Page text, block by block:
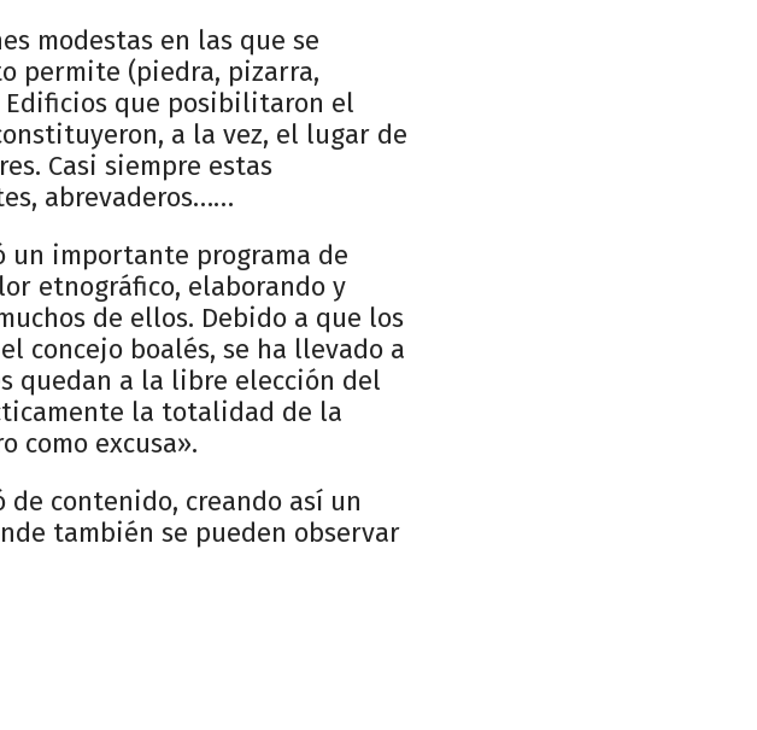
modestas en las que se
permite (piedra, pizarra,
Edificios que posibilitaron el
a la vez, el lugar de
Casi siempre estas
abrevaderos……
un importante programa de
etnográfico, elaborando y
de ellos. Debido a que los
concejo boalés, se ha llevado a
quedan a la libre elección del
la totalidad de la
como excusa».
contenido, creando así un
también se pueden observar